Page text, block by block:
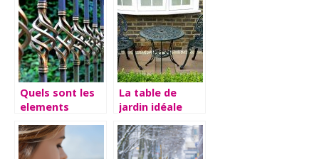
acheter et
vendre
Quels sont les
elements
a votre jardin ?
La table de
jardin idéale
extérieur